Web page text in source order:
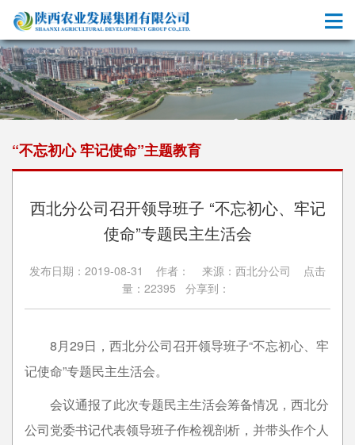
“不忘初心 牢记使命”主题教育
西北分公司召开领导班子 “不忘初心、牢记
使命”专题民主生活会
发布日期：2019-08-31 作者： 来源：西北分公司 点击
量：22395 分享到：
8月29日，西北分公司召开领导班子“不忘初心、牢
记使命”专题民主生活会。
会议通报了此次专题民主生活会筹备情况，西北分
公司党委书记代表领导班子作检视剖析，并带头作个人